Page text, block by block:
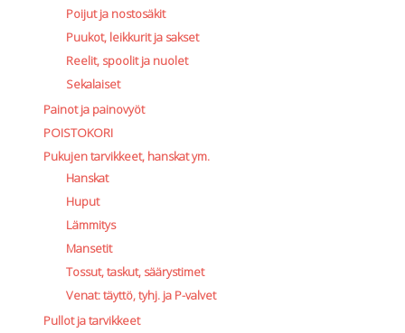
Poijut ja nostosäkit
Puukot, leikkurit ja sakset
Reelit, spoolit ja nuolet
Sekalaiset
Painot ja painovyöt
POISTOKORI
Pukujen tarvikkeet, hanskat ym.
Hanskat
Huput
Lämmitys
Mansetit
Tossut, taskut, säärystimet
Venat: täyttö, tyhj. ja P-valvet
Pullot ja tarvikkeet